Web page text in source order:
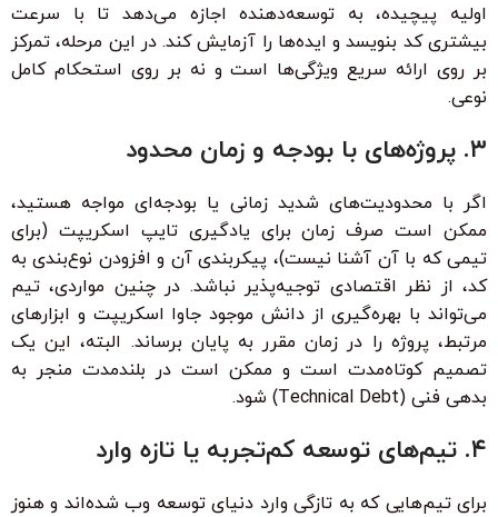
اولیه پیچیده، به توسعه‌دهنده اجازه می‌دهد تا با سرعت
بیشتری کد بنویسد و ایده‌ها را آزمایش کند. در این مرحله، تمرکز
بر روی ارائه سریع ویژگی‌ها است و نه بر روی استحکام کامل
نوعی.
۳. پروژه‌های با بودجه و زمان محدود
اگر با محدودیت‌های شدید زمانی یا بودجه‌ای مواجه هستید،
ممکن است صرف زمان برای یادگیری تایپ اسکریپت (برای
تیمی که با آن آشنا نیست)، پیکربندی آن و افزودن نوع‌بندی به
کد، از نظر اقتصادی توجیه‌پذیر نباشد. در چنین مواردی، تیم
می‌تواند با بهره‌گیری از دانش موجود جاوا اسکریپت و ابزارهای
مرتبط، پروژه را در زمان مقرر به پایان برساند. البته، این یک
تصمیم کوتاه‌مدت است و ممکن است در بلندمدت منجر به
بدهی فنی (Technical Debt) شود.
۴. تیم‌های توسعه کم‌تجربه یا تازه وارد
برای تیم‌هایی که به تازگی وارد دنیای توسعه وب شده‌اند و هنوز